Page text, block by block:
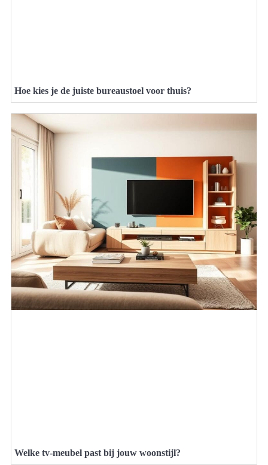
Hoe kies je de juiste bureaustoel voor thuis?
Welke tv-meubel past bij jouw woonstijl?